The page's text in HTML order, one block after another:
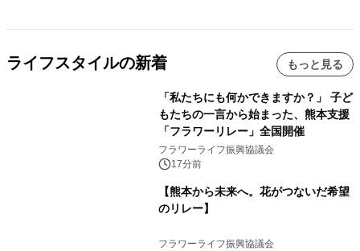
ライフスタイルの新着 もっと見る
「私たちにも何かできますか？」 子ど
もたちの一言から始まった、熊本支援
「フラワーリレー」全国開催
フラワーライフ振興協議会
17分前
【熊本から未来へ。花がつないだ希望
のリレー】
フラワーライフ振興協議会